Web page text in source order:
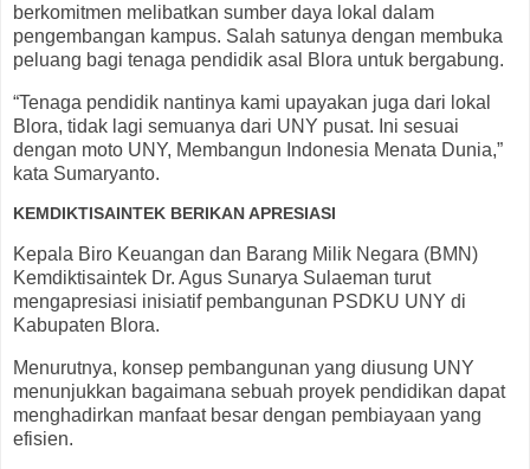
berkomitmen melibatkan sumber daya lokal dalam
pengembangan kampus. Salah satunya dengan membuka
peluang bagi tenaga pendidik asal Blora untuk bergabung.
“Tenaga pendidik nantinya kami upayakan juga dari lokal
Blora, tidak lagi semuanya dari UNY pusat. Ini sesuai
dengan moto UNY, Membangun Indonesia Menata Dunia,”
kata Sumaryanto.
KEMDIKTISAINTEK BERIKAN APRESIASI
Kepala Biro Keuangan dan Barang Milik Negara (BMN)
Kemdiktisaintek Dr. Agus Sunarya Sulaeman turut
mengapresiasi inisiatif pembangunan PSDKU UNY di
Kabupaten Blora.
Menurutnya, konsep pembangunan yang diusung UNY
menunjukkan bagaimana sebuah proyek pendidikan dapat
menghadirkan manfaat besar dengan pembiayaan yang
efisien.